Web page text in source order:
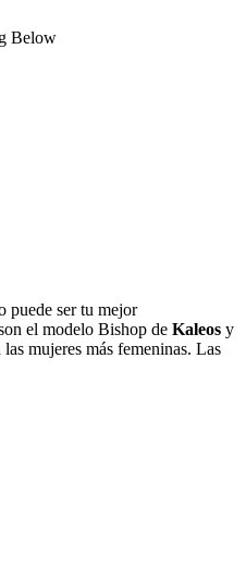
Below
puede ser tu mejor
el modelo Bishop de Kaleos y
las mujeres más femeninas. Las